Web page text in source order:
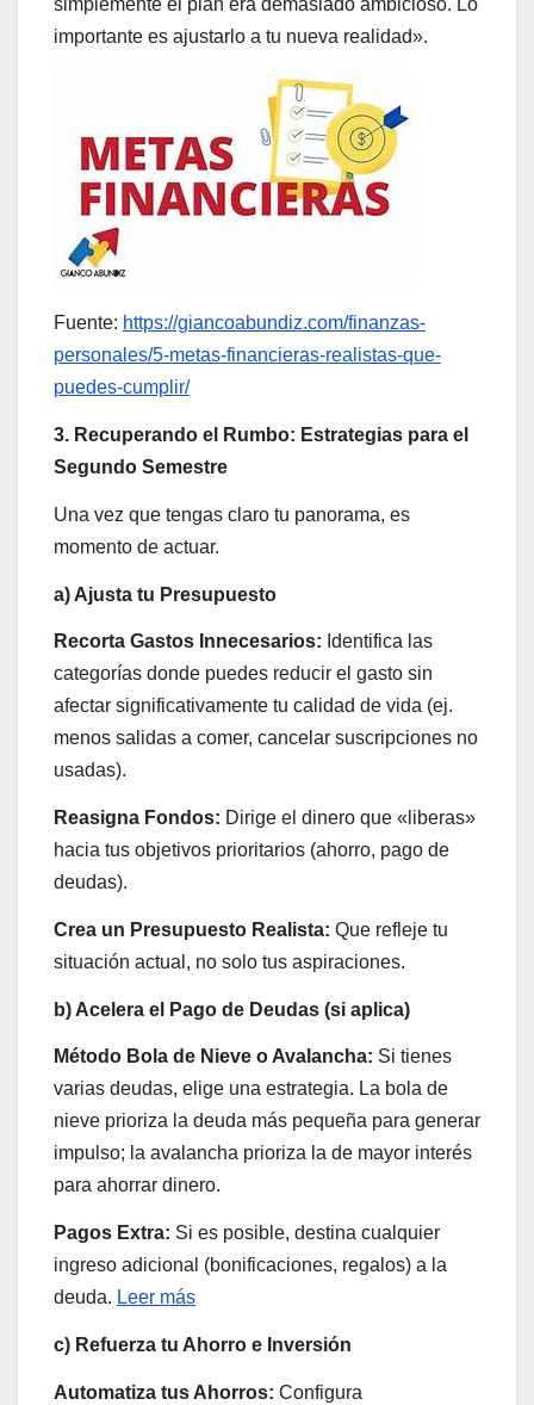
importante es ajustarlo a tu nueva realidad».
Fuente: https://giancoabundiz.com/finanzas-
personales/5-metas-financieras-realistas-que-
puedes-cumplir/
3. Recuperando el Rumbo: Estrategias para el
Segundo Semestre
Una vez que tengas claro tu panorama, es
momento de actuar.
a) Ajusta tu Presupuesto
Recorta Gastos Innecesarios: Identifica las
categorías donde puedes reducir el gasto sin
afectar significativamente tu calidad de vida (ej.
menos salidas a comer, cancelar suscripciones no
usadas).
Reasigna Fondos: Dirige el dinero que «liberas»
hacia tus objetivos prioritarios (ahorro, pago de
deudas).
Crea un Presupuesto Realista: Que refleje tu
situación actual, no solo tus aspiraciones.
b) Acelera el Pago de Deudas (si aplica)
Método Bola de Nieve o Avalancha: Si tienes
varias deudas, elige una estrategia. La bola de
nieve prioriza la deuda más pequeña para generar
impulso; la avalancha prioriza la de mayor interés
para ahorrar dinero.
Pagos Extra: Si es posible, destina cualquier
ingreso adicional (bonificaciones, regalos) a la
deuda. Leer más
c) Refuerza tu Ahorro e Inversión
Automatiza tus Ahorros: Configura